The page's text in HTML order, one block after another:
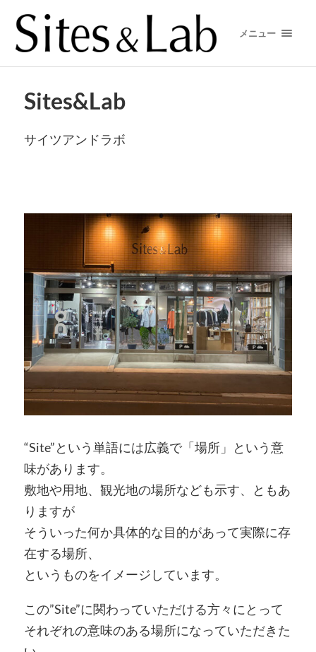
メニュー
Sites&Lab
サイツアンドラボ
“Site”という単語には広義で「場所」という意
味があります。
敷地や用地、観光地の場所なども示す、ともあ
りますが
そういった何か具体的な目的があって実際に存
在する場所、
というものをイメージしています。
この”Site”に関わっていただける方々にとって
それぞれの意味のある場所になっていただきた